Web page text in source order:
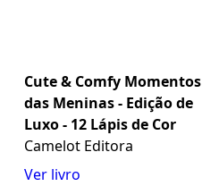
Cute & Comfy Momentos
das Meninas - Edição de
Luxo - 12 Lápis de Cor
Camelot Editora
Ver livro